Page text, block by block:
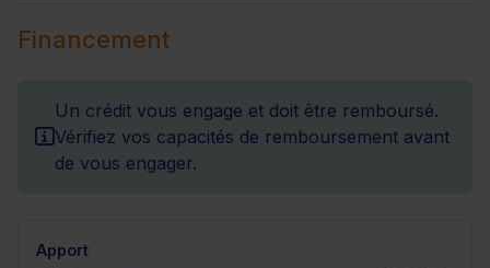
Financement
Un crédit vous engage et doit être remboursé.
Vérifiez vos capacités de remboursement avant
de vous engager.
Apport